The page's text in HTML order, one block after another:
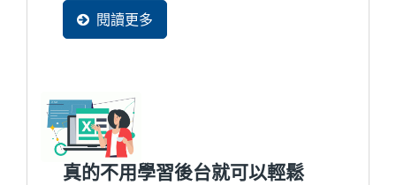
多國語系網頁產生，並且可以被收錄在
當地的搜尋引擎資料庫裡，這樣才會再
閱讀更多
真的不用學習後台就可以輕鬆